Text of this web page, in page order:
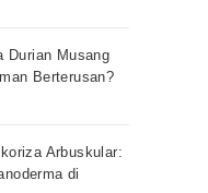
Durian Musang
Berterusan?
Arbuskular:
di